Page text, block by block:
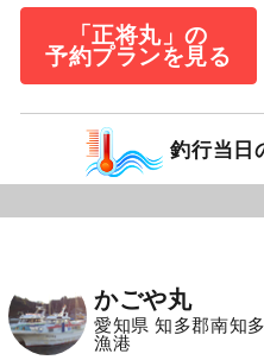
「正将丸」の
予約プランを見る
釣行当日
かごや丸
愛知県 知多郡南知
漁港